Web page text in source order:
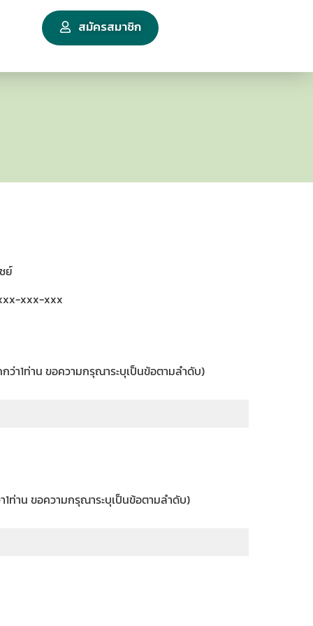
สมัครสมาชิก
ย์
xxx-xxx
ว่า1ท่าน ขอความกรุณาระบุเป็นข้อตามลำดับ)
1ท่าน ขอความกรุณาระบุเป็นข้อตามลำดับ)